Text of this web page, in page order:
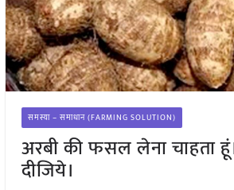
समस्या – समाधान (FARMING SOLUTION)
अरबी की फसल लेना चाहता
दीजिये।